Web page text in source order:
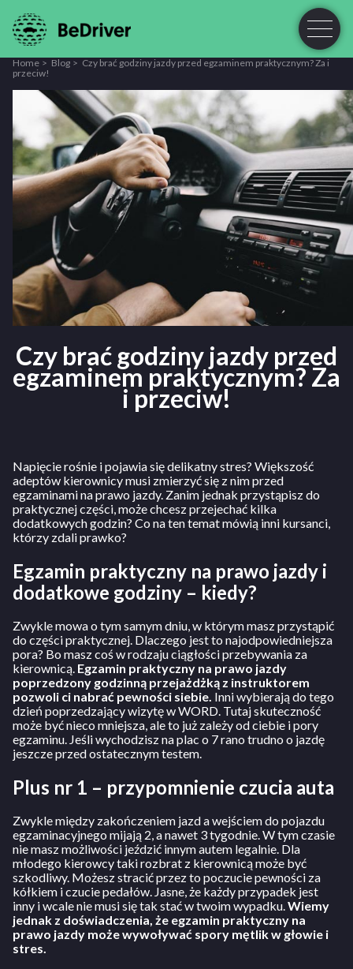
Home Blog
Czy brać godziny jazdy przed egzaminem praktycznym? Za i
przeciw!
Czy brać godziny jazdy przed
egzaminem praktycznym? Za
i przeciw!
Napięcie rośnie i pojawia się delikatny stres? Większość
adeptów kierownicy musi zmierzyć się z nim przed
egzaminami na prawo jazdy. Zanim jednak przystąpisz do
praktycznej części, może chcesz przejechać kilka
dodatkowych godzin? Co na ten temat mówią inni kursanci,
którzy zdali prawko?
Egzamin praktyczny na prawo jazdy i
dodatkowe godziny – kiedy?
Zwykle mowa o tym samym dniu, w którym masz przystąpić
do części praktycznej. Dlaczego jest to najodpowiedniejsza
pora? Bo masz coś w rodzaju ciągłości przebywania za
kierownicą. Egzamin praktyczny na prawo jazdy
poprzedzony godzinną przejażdżką z instruktorem
pozwoli ci nabrać pewności siebie. Inni wybierają do tego
dzień poprzedzający wizytę w WORD. Tutaj skuteczność
może być nieco mniejsza, ale to już zależy od ciebie i pory
egzaminu. Jeśli wychodzisz na plac o 7 rano trudno o jazdę
jeszcze przed ostatecznym testem.
Plus nr 1 – przypomnienie czucia auta
Zwykle między zakończeniem jazd a wejściem do pojazdu
egzaminacyjnego mijają 2, a nawet 3 tygodnie. W tym czasie
nie masz możliwości jeździć innym autem legalnie. Dla
młodego kierowcy taki rozbrat z kierownicą może być
szkodliwy. Możesz stracić przez to poczucie pewności za
kółkiem i czucie pedałów. Jasne, że każdy przypadek jest
inny i wcale nie musi się tak stać w twoim wypadku. Wiemy
jednak z doświadczenia, że egzamin praktyczny na
prawo jazdy może wywoływać spory mętlik w głowie i
stres.